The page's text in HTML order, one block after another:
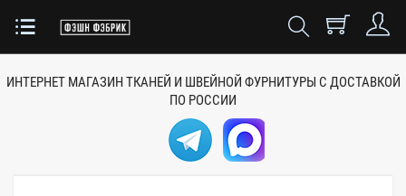
ИНТЕРНЕТ МАГАЗИН ТКАНЕЙ И ШВЕЙНОЙ ФУРНИТУРЫ С ДОСТАВКОЙ
ПО РОССИИ